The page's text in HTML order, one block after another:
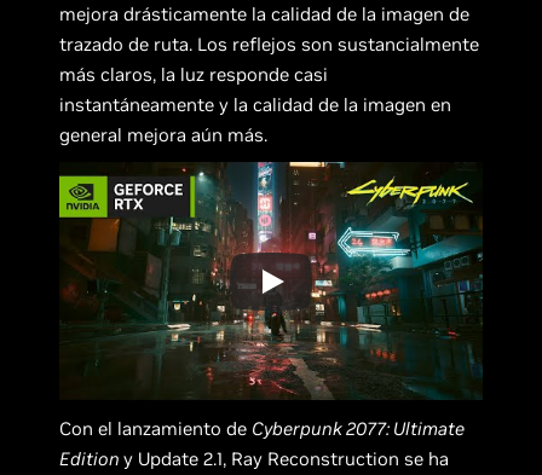
mejora drásticamente la calidad de la imagen de
trazado de ruta. Los reflejos son sustancialmente
más claros, la luz responde casi
instantáneamente y la calidad de la imagen en
general mejora aún más.
Con el lanzamiento de Cyberpunk 2077: Ultimate
Editiony Update 2.1, Ray Reconstruction se ha